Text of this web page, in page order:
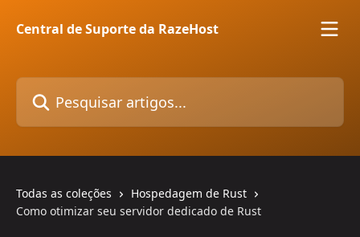
Central de Suporte da RazeHost
Pesquisar artigos...
Todas as coleções
Hospedagem de Rust
Como otimizar seu servidor dedicado de Rust